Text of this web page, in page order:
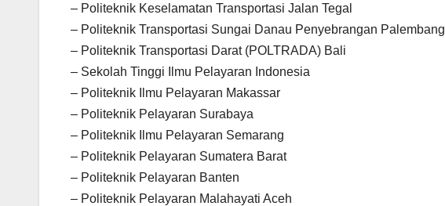
– Politeknik Keselamatan Transportasi Jalan Tegal
– Politeknik Transportasi Sungai Danau Penyebrangan Palembang
– Politeknik Transportasi Darat (POLTRADA) Bali
– Sekolah Tinggi Ilmu Pelayaran Indonesia
– Politeknik Ilmu Pelayaran Makassar
– Politeknik Pelayaran Surabaya
– Politeknik Ilmu Pelayaran Semarang
– Politeknik Pelayaran Sumatera Barat
– Politeknik Pelayaran Banten
– Politeknik Pelayaran Malahayati Aceh